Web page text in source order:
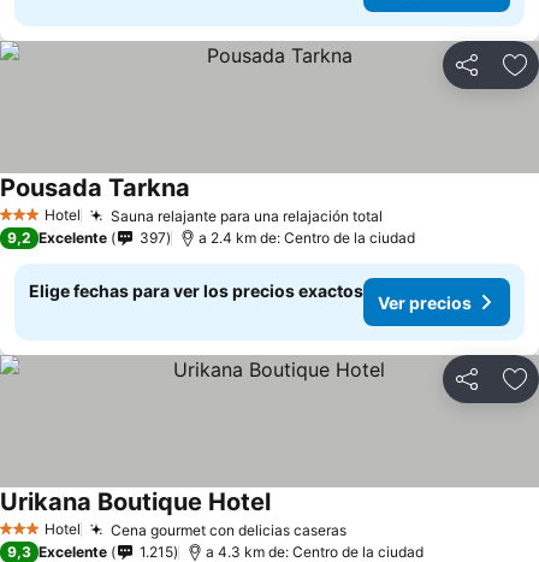
Compartir
3 Estrellas
Hotel Sauna relajante para una relajación total
Pousada Tarkna
9,2 Excelente 397 a 2.4 km de: Centro de la ciudad
Elige fechas para ver los precios exactos
Ver precios
Compartir
3 Estrellas
Hotel Cena gourmet con delicias caseras
Urikana Boutique Hotel
9,3 Excelente 1.215 a 4.3 km de: Centro de la ciudad